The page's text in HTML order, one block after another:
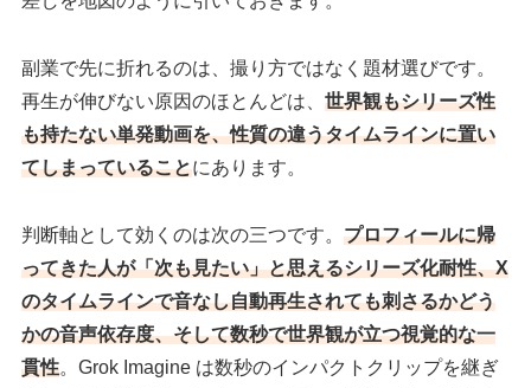
副業で先に折れるのは、撮り方ではなく題材選びです。
再生が伸びない原因のほとんどは、世界観もシリーズ性
も持たない単発動画を、性質の違うタイムラインに置い
てしまっていることにあります。
判断軸として効くのは次の三つです。プロフィールに帰
ってきた人が「次も見たい」と思えるシリーズ化耐性、X
のタイムラインで音なし自動再生されても刺さるかどう
かの音声依存度、そして数秒で世界観が立つ視覚的な一
貫性。Grok Imagine は数秒のインパクトクリップを継ぎ